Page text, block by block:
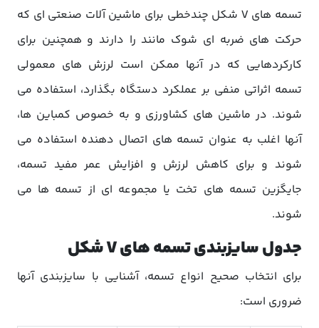
تسمه های V شکل چندخطی برای ماشین آلات صنعتی ای که
حرکت های ضربه ای شوک مانند را دارند و همچنین برای
کارکردهایی که در آنها ممکن است لرزش های معمولی
تسمه اثراتی منفی بر عملکرد دستگاه بگذارد، استفاده می
شوند. در ماشین های کشاورزی و به خصوص کمباین ها،
آنها اغلب به عنوان تسمه های اتصال دهنده استفاده می
شوند و برای کاهش لرزش و افزایش عمر مفید تسمه،
جایگزین تسمه های تخت یا مجموعه ای از تسمه ها می
شوند.
جدول سایزبندی تسمه های V شکل
برای انتخاب صحیح انواع تسمه، آشنایی با سایزبندی آنها
ضروری است: